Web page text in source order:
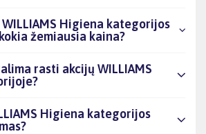
Higiena kategorijos
žemiausia kaina?
rasti akcijų WILLIAMS
Higiena kategorijos